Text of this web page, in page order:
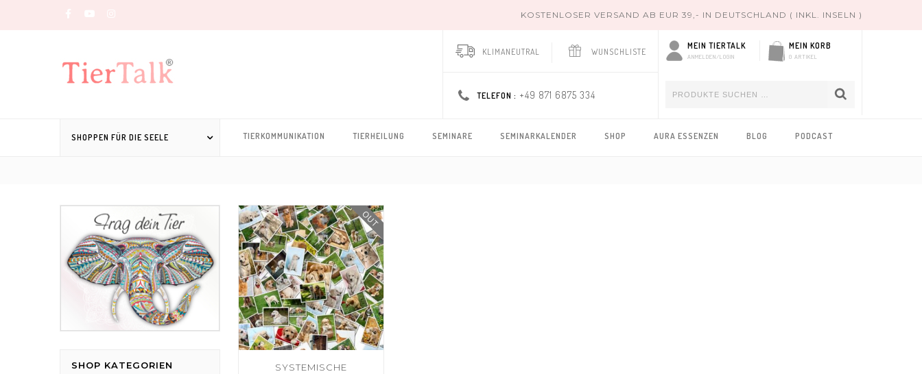
KOSTENLOSER VERSAND AB EUR 39,- IN DEUTSCHLAND ( INKL. INSELN )
MEIN TIERTALK
ANMELDEN/LOGIN
MEIN KORB
0 ARTIKEL
KLIMANEUTRAL WUNSCHLISTE
TELEFON : +49 871 6875 334
SHOPPEN FÜR DIE SEELE TIERKOMMUNIKATION TIERHEILUNG SEMINARE SEMINARKALENDER SHOP AURA ESSENZEN BLOG PODCAST
OUT
SYSTEMISCHE
SHOP KATEGORIEN